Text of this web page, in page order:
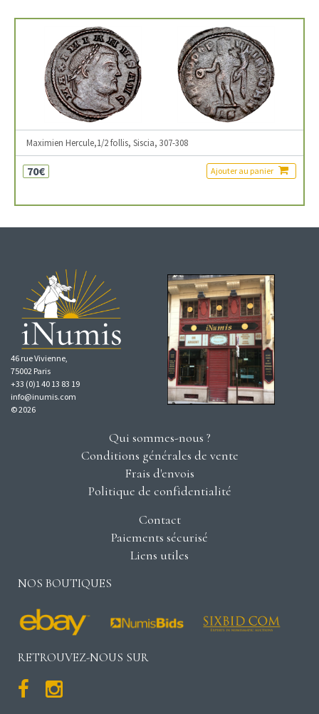
Maximien Hercule,1/2 follis, Siscia, 307-308
70€ Ajouter au panier
46 rue Vivienne,
75002 Paris
+33 (0)1 40 13 83 19
info@inumis.com
© 2026
Qui sommes-nous ?
Conditions générales de vente
Frais d'envois
Politique de confidentialité
Contact
Paiements sécurisé
Liens utiles
NOS BOUTIQUES
RETROUVEZ-NOUS SUR